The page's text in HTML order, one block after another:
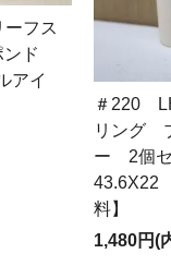
フス
ド
アイ
＃220
リング
ー 2個
43.6X22
料】
1,480円(